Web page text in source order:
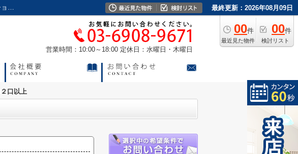
コンロ２口以上,の東中野駅の賃貸物件一覧｜アクセス株式会社｜東中野、中野坂上の賃貸マンションやアパートに強い不動産会社 最終更新：2026年08月09日
00件
最近見た物件
00件
検討リスト
営業時間：10:00～18:00 定休日：水曜日・木曜日
口以上